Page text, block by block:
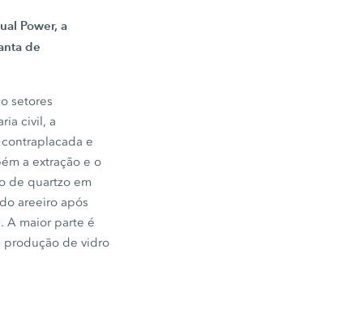
Power, a
de
setores
civil, a
e
a extração e o
de quartzo em
areeiro após
A maior parte é
produção de vidro